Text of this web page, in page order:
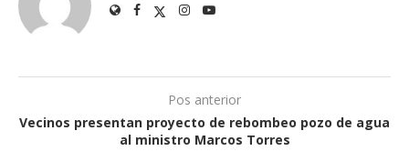
Pos anterior
Vecinos presentan proyecto de rebombeo pozo de agua
al ministro Marcos Torres